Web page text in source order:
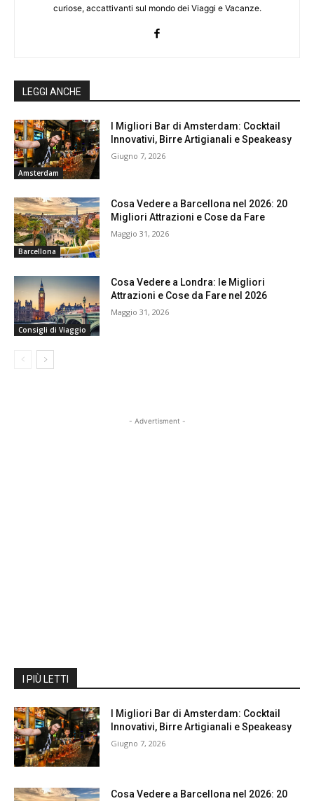
curiose, accattivanti sul mondo dei Viaggi e Vacanze.
LEGGI ANCHE
Amsterdam
I Migliori Bar di Amsterdam: Cocktail
Innovativi, Birre Artigianali e Speakeasy
Giugno 7, 2026
Barcellona
Cosa Vedere a Barcellona nel 2026: 20
Migliori Attrazioni e Cose da Fare
Maggio 31, 2026
Consigli di Viaggio
Cosa Vedere a Londra: le Migliori
Attrazioni e Cose da Fare nel 2026
Maggio 31, 2026
- Advertisment -
I PIÙ LETTI
I Migliori Bar di Amsterdam: Cocktail
Innovativi, Birre Artigianali e Speakeasy
Giugno 7, 2026
Cosa Vedere a Barcellona nel 2026: 20